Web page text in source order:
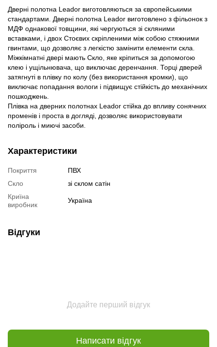
Дверні полотна Leador виготовляються за європейськими
стандартами. Дверні полотна Leador виготовлено з фільонок з
МДФ однакової товщини, які чергуються зі скляними
вставками, і двох Стоєвих скріпленими між собою стяжними
гвинтами, що дозволяє з легкістю замінити елементи скла.
Міжкімнатні двері мають Скло, яке кріпиться за допомогою
клею і ущільнювача, що виключає деренчання. Торці дверей
затягнуті в плівку по колу (без використання кромки), що
виключає попадання вологи і підвищує стійкість до механічних
пошкоджень.
Плівка на дверних полотнах Leador стійка до впливу сонячних
променів і проста в догляді, дозволяє використовувати
поліроль і миючі засоби.
Характеристики
Покриття
ПВХ
Скло
зі склом сатін
Криїна
виробник
Україна
Відгуки
Додайте перший відгук
Написати відгук